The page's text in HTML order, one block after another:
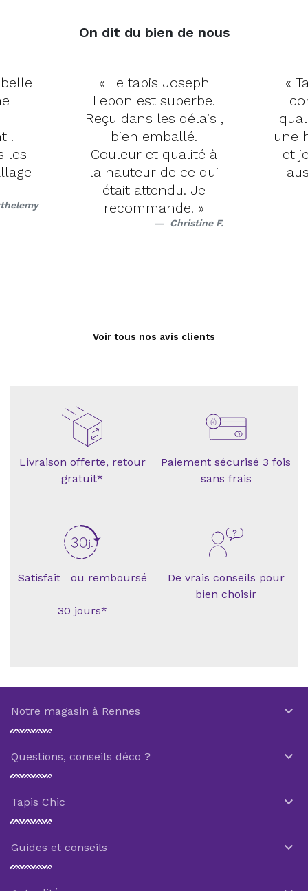
On dit du bien de nous
!
les
« Le tapis Joseph
Lebon est superbe.
Reçu dans les délais ,
bien emballé.
Couleur et qualité à
la hauteur de ce qui
était attendu. Je
recommande. »
Christine F.
«
une
et
Voir tous nos avis clients
Livraison offerte, retour
gratuit*
Paiement sécurisé 3 fois
sans frais
Satisfait ou remboursé
30 jours*
De vrais conseils pour
bien choisir
Notre magasin à Rennes 
Questions, conseils déco ? 
Tapis Chic 
Guides et conseils 